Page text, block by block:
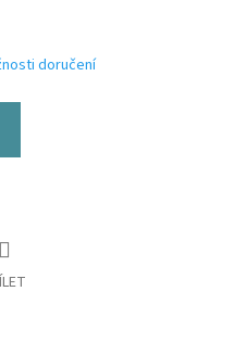
doručení